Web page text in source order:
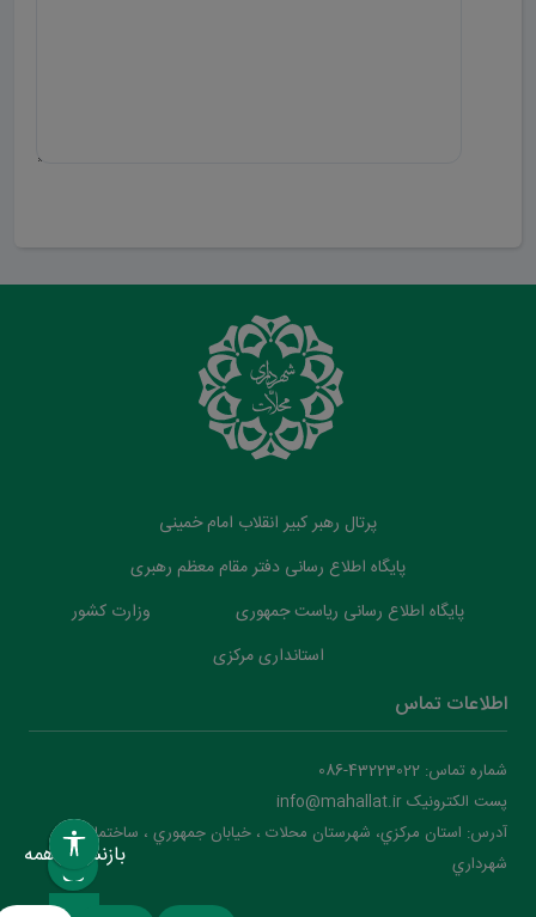
پرتال رهبر کبیر انقلاب امام خمینی
پایگاه اطلاع رسانی دفتر مقام معظم رهبری
پایگاه اطلاع رسانی ریاست جمهوری
وزارت کشور
استانداری مرکزی
اطلاعات تماس
شماره تماس: 43223022-086
پست الکترونیک info@mahallat.ir
آدرس: استان مرکزي، شهرستان محلات ‌‌‌، خيابان جمهوري ، ساختمان
شهرداري
بازنشانی همه